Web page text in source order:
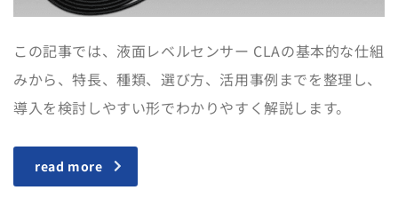
この記事では、液面レベルセンサー CLAの基本的な仕組
みから、特長、種類、選び方、活用事例までを整理し、
導入を検討しやすい形でわかりやすく解説します。
read more